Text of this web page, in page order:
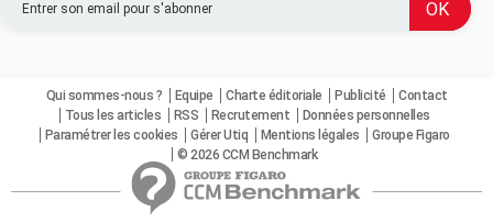
Qui sommes-nous ? Equipe Charte éditoriale Publicité
Contact
Tous les articles
RSS Recrutement
Données personnelles
Paramétrer les cookies
Gérer Utiq Mentions légales
Groupe Figaro
© 2026 CCM Benchmark